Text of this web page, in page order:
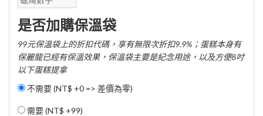
是否加購保溫袋
99元保溫袋上的折扣代碼，享有無限次折扣9.9%；蛋糕本身有
保麗龍已經有保溫效果，保溫袋主要是紀念用途，以及方便8吋
以下蛋糕提拿
不需要 (NT$ +0 => 差價為零)
需要 (NT$ +99)